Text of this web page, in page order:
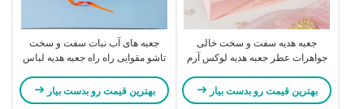
جعبه هدیه سفت و سخت خالی
جواهرات عطر جعبه هدیه لوکس آرم
بهترین قیمت رو بدست بیار
جعبه های آب نبات سفت و سخت
تاشو مقوایی راه راه جعبه هدیه لباس
بهترین قیمت رو بدست بیار